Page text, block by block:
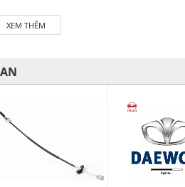
yêu của bạn được chăm sóc chu
20 năm về cung cấp phụ tùng,
XEM THÊM